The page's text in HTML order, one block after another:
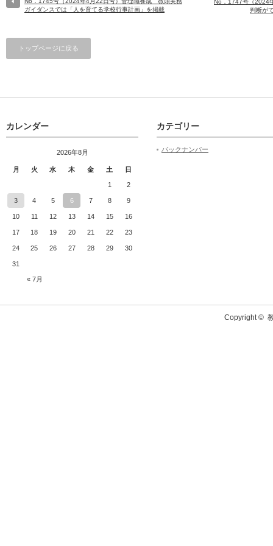
ガイダンスでは「人を育てる学校行事計画」を掲載
No．1747号（2024
判断が
トップページに戻る
カレンダー
2026年8月
月 火 水 木 金 土 日
« 7月
1 2
3 4 5 6 7 8 9
10 11 12 13 14 15 16
17 18 19 20 21 22 23
24 25 26 27 28 29 30
31
カテゴリー
バックナンバー
Copyright ©